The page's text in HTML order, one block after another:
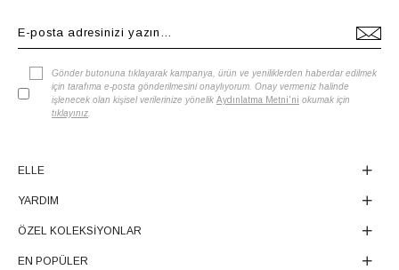
Gönder butonuna tıklayarak kampanya, ürün ve yeniliklerden haberdar edilmek
için tarafıma e-posta gönderilmesini onaylıyorum. Onay vermeniz halinde
işlenecek olan kişisel verilerinize yönelik Aydınlatma Metni'ni okumak için
tıklayınız
ELLE
YARDIM
ÖZEL KOLEKSİYONLAR
EN POPÜLER